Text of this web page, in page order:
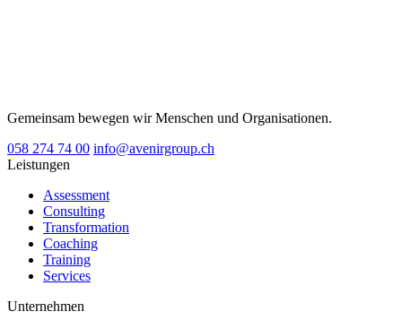
Gemeinsam bewegen wir Menschen und Organisationen.
058 274 74 00 info@avenirgroup.ch
Leistungen
Assessment
Consulting
Transformation
Coaching
Training
Services
Unternehmen